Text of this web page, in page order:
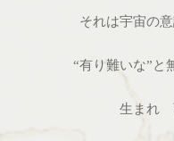
それは宇宙の
“有り難いな”と
生まれ